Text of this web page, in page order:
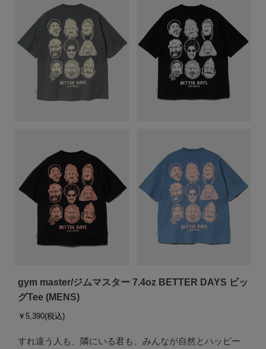
gym master/ジムマスター 7.4oz BETTER DAYS ビッ
グTee (MENS)
￥5,390(税込)
すれ違う人も、隣にいる君も、みんなが自然とハッピー